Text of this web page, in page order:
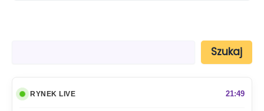
a
Szukaj
RYNEK LIVE 21:49